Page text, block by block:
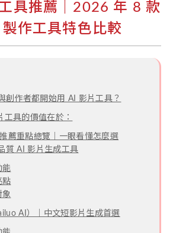
具推薦｜2026 年 8 款
作工具特色比較
創作者都開始用 AI 影片工具？
工具的價值在於：
薦重點總覽｜一眼看懂怎麼選
質 AI 影片生成工具
能
點
象
AI）｜中文短影片生成首選